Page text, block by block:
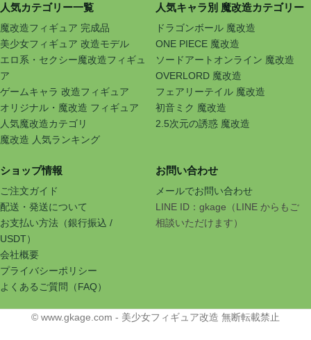
人気カテゴリー一覧
魔改造フィギュア 完成品
美少女フィギュア 改造モデル
エロ系・セクシー魔改造フィギュ
ア
ゲームキャラ 改造フィギュア
オリジナル・魔改造 フィギュア
人気魔改造カテゴリ
魔改造 人気ランキング
人気キャラ別 魔改造カテゴリー
ドラゴンボール 魔改造
ONE PIECE 魔改造
ソードアートオンライン 魔改造
OVERLORD 魔改造
フェアリーテイル 魔改造
初音ミク 魔改造
2.5次元の誘惑 魔改造
ショップ情報
ご注文ガイド
配送・発送について
お支払い方法（銀行振込 /
USDT）
会社概要
プライバシーポリシー
よくあるご質問（FAQ）
お問い合わせ
メールでお問い合わせ
LINE ID：gkage（LINE からもご
相談いただけます）
© www.gkage.com - 美少女フィギュア改造 無断転載禁止